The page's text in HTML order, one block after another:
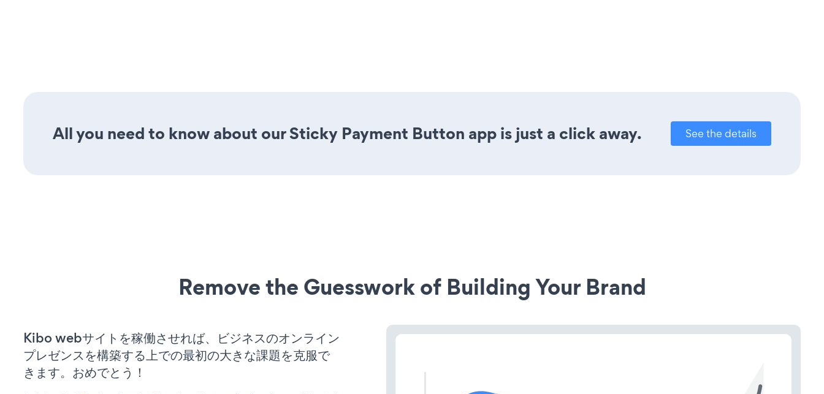
All you need to know about our Sticky Payment Button app is just a click away. See the details
Remove the Guesswork of Building Your Brand
Kibo webサイトを稼働させれば、ビジネスのオンライン
プレゼンスを構築する上での最初の大きな課題を克服で
きます。おめでとう！